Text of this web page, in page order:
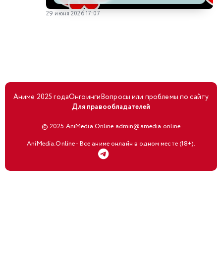
29 июня 2026 17:07
Аниме 2025 годаОнгоингиВопросы или проблемы по сайту
Для правообладателей
© 2025 AniMedia.Online admin@amedia.online
AniMedia.Online - Все аниме онлайн в одном месте (18+).